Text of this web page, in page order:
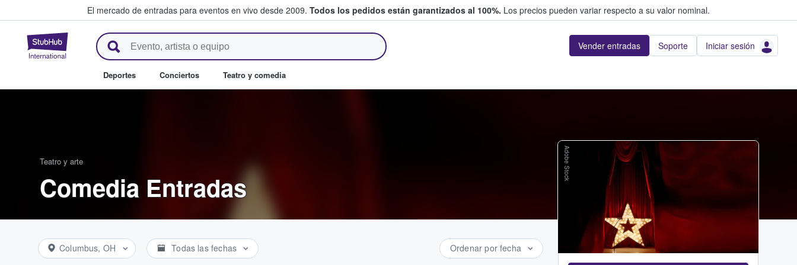
El mercado de entradas para eventos en vivo desde 2009. Todos los pedidos están garantizados al 100%. Los precios pueden variar respecto a su valor nominal.
StubHub: compra y venta de entradas entre fans Vender entradas Soporte Iniciar sesión
Deportes Conciertos Teatro y comedia
Teatro y arte
Comedia Entradas
Columbus, OH Todas las fechas Ordenar por fecha
Adobe Stock